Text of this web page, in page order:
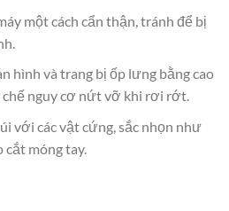
một cách cẩn thận, tránh để bị
hình và trang bị ốp lưng bằng cao
chế nguy cơ nứt vỡ khi rơi rớt.
với các vật cứng, sắc nhọn như
cắt móng tay.